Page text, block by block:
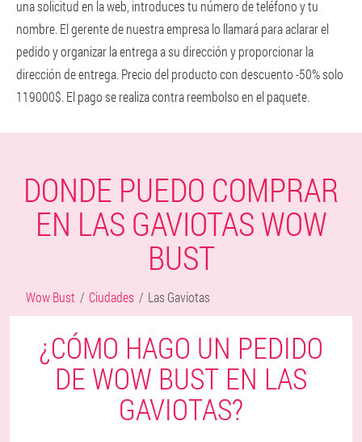
una solicitud en la web, introduces tu número de teléfono y tu
nombre. El gerente de nuestra empresa lo llamará para aclarar el
pedido y organizar la entrega a su dirección y proporcionar la
dirección de entrega. Precio del producto con descuento -50% solo
119000$. El pago se realiza contra reembolso en el paquete.
DONDE PUEDO COMPRAR
EN LAS GAVIOTAS WOW
BUST
Wow Bust Ciudades Las Gaviotas
¿CÓMO HAGO UN PEDIDO
DE WOW BUST EN LAS
GAVIOTAS?